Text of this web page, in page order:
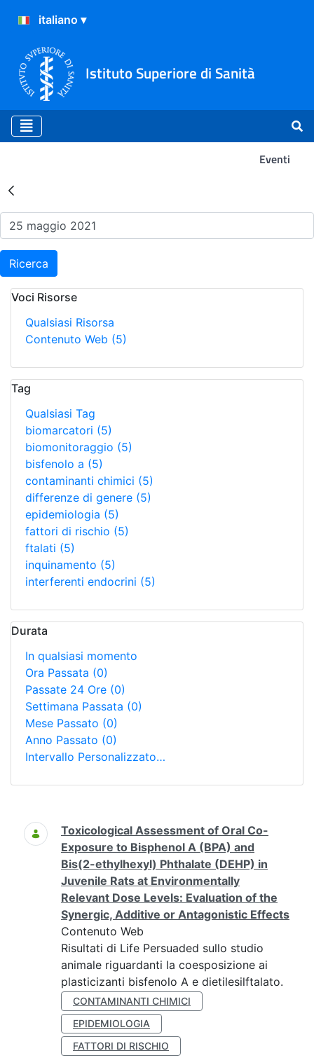
Istituto Superiore di Sanità
Eventi
Risultati della Ricerca -
Ricerca
Voci Risorse
Qualsiasi Risorsa
Contenuto Web (5)
Tag
Qualsiasi Tag
biomarcatori (5)
biomonitoraggio (5)
bisfenolo a (5)
contaminanti chimici (5)
differenze di genere (5)
epidemiologia (5)
fattori di rischio (5)
ftalati (5)
inquinamento (5)
interferenti endocrini (5)
Durata
In qualsiasi momento
Ora Passata (0)
Passate 24 Ore (0)
Settimana Passata (0)
Mese Passato (0)
Anno Passato (0)
Intervallo Personalizzato…
Ricerca
Toxicological Assessment of Oral Co-
Exposure to Bisphenol A (BPA) and
Bis(2-ethylhexyl) Phthalate (DEHP) in
Juvenile Rats at Environmentally
Relevant Dose Levels: Evaluation of the
Synergic, Additive or Antagonistic Effects
Contenuto Web
Risultati di Life Persuaded sullo studio
animale riguardanti la coesposizione ai
plasticizanti bisfenolo A e dietilesilftalato.
CONTAMINANTI CHIMICI
EPIDEMIOLOGIA
FATTORI DI RISCHIO